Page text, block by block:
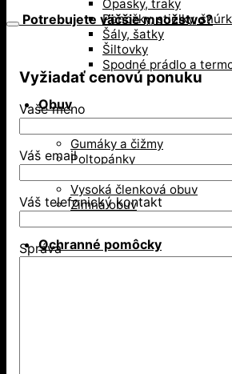
Opasky, traky
Ponožky, stielky,
Šály, šatky
Šiltovky
Spodné prádlo a
Obuv
Gumáky a čižmy
Poltopánky
Vysoká členková obuv
Zimná obuv
Ochranné pomôcky
Respirátory na
Potrebujete väčšie množstvo?
Vyžiadať cenovú ponuku
Vaše meno
Váš email
Váš telefonický kontakt
Správa